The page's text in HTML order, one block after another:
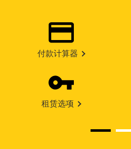
付款计算器
租赁选项